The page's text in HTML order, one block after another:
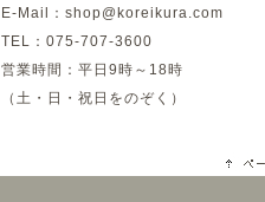
E-Mail：shop@koreikura.com
TEL：075-707-3600
営業時間：平日9時～18時
（土・日・祝日をのぞく）